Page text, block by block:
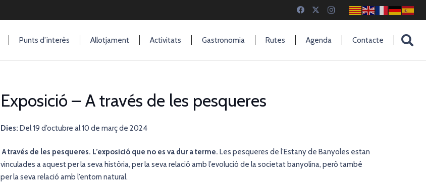
Punts d’interès Allotjament Activitats Gastronomia Rutes Agenda Contacte
Exposició – A través de les pesqueres
Dies: Del 19 d’octubre al 10 de març de 2024
A través de les pesqueres. L’exposició que no es va dur a terme. Les pesqueres de l’Estany de Banyoles estan
vinculades a aquest per la seva història, per la seva relació amb l’evolució de la societat banyolina, però també
per la seva relació amb l’entorn natural.